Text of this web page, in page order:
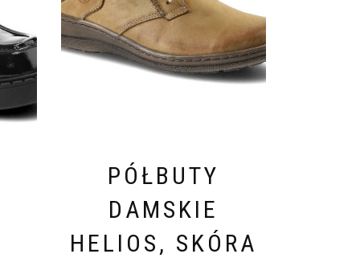
PÓŁBUTY
DAMSKIE
HELIOS, SKÓRA